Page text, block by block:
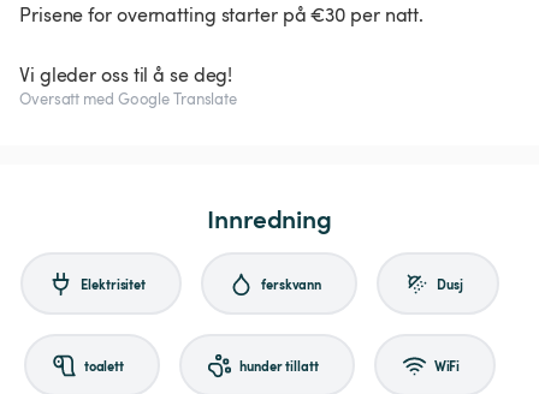
Prisene for overnatting starter på €30 per natt.
Vi gleder oss til å se deg!
Oversatt med Google Translate
Innredning
Elektrisitet ferskvann Dusj
toalett hunder tillatt WiFi